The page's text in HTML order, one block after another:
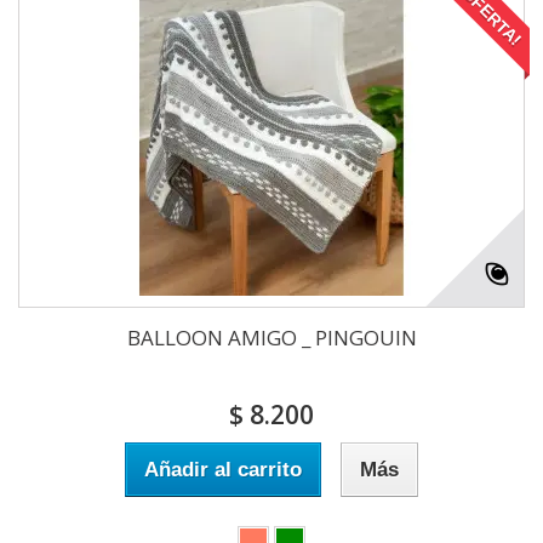
¡OFERTA!
BALLOON AMIGO _ PINGOUIN
$ 8.200
Añadir al carrito Más